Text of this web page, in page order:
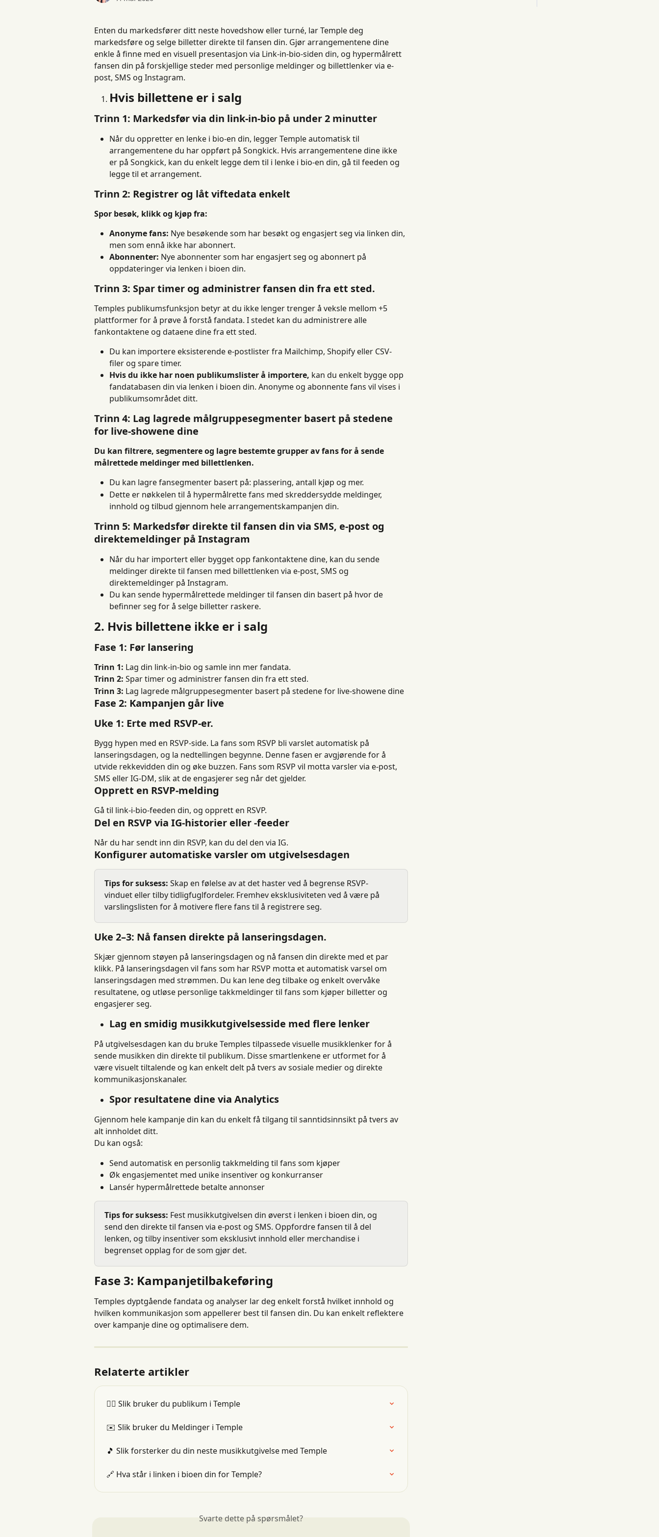
Enten du markedsfører ditt neste hovedshow eller turné, lar Temple deg
markedsføre og selge billetter direkte til fansen din. Gjør arrangementene dine
enkle å finne med en visuell presentasjon via Link-in-bio-siden din, og hypermålrett
fansen din på forskjellige steder med personlige meldinger og billettlenker via e-
post, SMS og Instagram.
Hvis billettene er i salg
Trinn 1: Markedsfør via din link-in-bio på under 2 minutter
Når du oppretter en lenke i bio-en din, legger Temple automatisk til
arrangementene du har oppført på Songkick. Hvis arrangementene dine ikke
er på Songkick, kan du enkelt legge dem til i lenke i bio-en din, gå til feeden og
legge til et arrangement.
Trinn 2: Registrer og låt viftedata enkelt
Spor besøk, klikk og kjøp fra:
Anonyme fans: Nye besøkende som har besøkt og engasjert seg via linken din,
men som ennå ikke har abonnert.
Abonnenter: Nye abonnenter som har engasjert seg og abonnert på
oppdateringer via lenken i bioen din.
Trinn 3: Spar timer og administrer fansen din fra ett sted.
Temples publikumsfunksjon betyr at du ikke lenger trenger å veksle mellom +5
plattformer for å prøve å forstå fandata. I stedet kan du administrere alle
fankontaktene og dataene dine fra ett sted.
Du kan importere eksisterende e-postlister fra Mailchimp, Shopify eller CSV-
filer og spare timer.
Hvis du ikke har noen publikumslister å importere, kan du enkelt bygge opp
fandatabasen din via lenken i bioen din. Anonyme og abonnente fans vil vises i
publikumsområdet ditt.
Trinn 4: Lag lagrede målgruppesegmenter basert på stedene
for live-showene dine
Du kan filtrere, segmentere og lagre bestemte grupper av fans for å sende
målrettede meldinger med billettlenken.
Du kan lagre fansegmenter basert på: plassering, antall kjøp og mer.
Dette er nøkkelen til å hypermålrette fans med skreddersydde meldinger,
innhold og tilbud gjennom hele arrangementskampanjen din.
Trinn 5: Markedsfør direkte til fansen din via SMS, e-post og
direktemeldinger på Instagram
Når du har importert eller bygget opp fankontaktene dine, kan du sende
meldinger direkte til fansen med billettlenken via e-post, SMS og
direktemeldinger på Instagram.
Du kan sende hypermålrettede meldinger til fansen din basert på hvor de
befinner seg for å selge billetter raskere.
2. Hvis billettene ikke er i salg
Fase 1: Før lansering
Trinn 1: Lag din link-in-bio og samle inn mer fandata.
Trinn 2: Spar timer og administrer fansen din fra ett sted.
Trinn 3: Lag lagrede målgruppesegmenter basert på stedene for live-showene dine
Fase 2: Kampanjen går live
Uke 1: Erte med RSVP-er.
Bygg hypen med en RSVP-side. La fans som RSVP bli varslet automatisk på
lanseringsdagen, og la nedtellingen begynne. Denne fasen er avgjørende for å
utvide rekkevidden din og øke buzzen. Fans som RSVP vil motta varsler via e-post,
SMS eller IG-DM, slik at de engasjerer seg når det gjelder.
Opprett en RSVP-melding
Gå til link-i-bio-feeden din, og opprett en RSVP.
Del en RSVP via IG-historier eller -feeder
Når du har sendt inn din RSVP, kan du del den via IG.
Konfigurer automatiske varsler om utgivelsesdagen
Tips for suksess: Skap en følelse av at det haster ved å begrense RSVP-
vinduet eller tilby tidligfuglfordeler. Fremhev eksklusiviteten ved å være på
varslingslisten for å motivere flere fans til å registrere seg.
Uke 2–3: Nå fansen direkte på lanseringsdagen.
Skjær gjennom støyen på lanseringsdagen og nå fansen din direkte med et par
klikk. På lanseringsdagen vil fans som har RSVP motta et automatisk varsel om
lanseringsdagen med strømmen. Du kan lene deg tilbake og enkelt overvåke
resultatene, og utløse personlige takkmeldinger til fans som kjøper billetter og
engasjerer seg.
Lag en smidig musikkutgivelsesside med flere lenker
På utgivelsesdagen kan du bruke Temples tilpassede visuelle musikklenker for å
sende musikken din direkte til publikum. Disse smartlenkene er utformet for å
være visuelt tiltalende og kan enkelt delt på tvers av sosiale medier og direkte
kommunikasjonskanaler.
Spor resultatene dine via Analytics
Gjennom hele kampanje din kan du enkelt få tilgang til sanntidsinnsikt på tvers av
alt innholdet ditt.
Du kan også:
Send automatisk en personlig takkmelding til fans som kjøper
Øk engasjementet med unike insentiver og konkurranser
Lansér hypermålrettede betalte annonser
Tips for suksess: Fest musikkutgivelsen din øverst i lenken i bioen din, og
send den direkte til fansen via e-post og SMS. Oppfordre fansen til å del
lenken, og tilby insentiver som eksklusivt innhold eller merchandise i
begrenset opplag for de som gjør det.
Fase 3: Kampanjetilbakeføring
Temples dyptgående fandata og analyser lar deg enkelt forstå hvilket innhold og
hvilken kommunikasjon som appellerer best til fansen din. Du kan enkelt reflektere
over kampanje dine og optimalisere dem.
Relaterte artikler
👯‍♂️ Slik bruker du publikum i Temple
✉️ Slik bruker du Meldinger i Temple
🎵 Slik forsterker du din neste musikkutgivelse med Temple
🔗 Hva står i linken i bioen din for Temple?
Svarte dette på spørsmålet?